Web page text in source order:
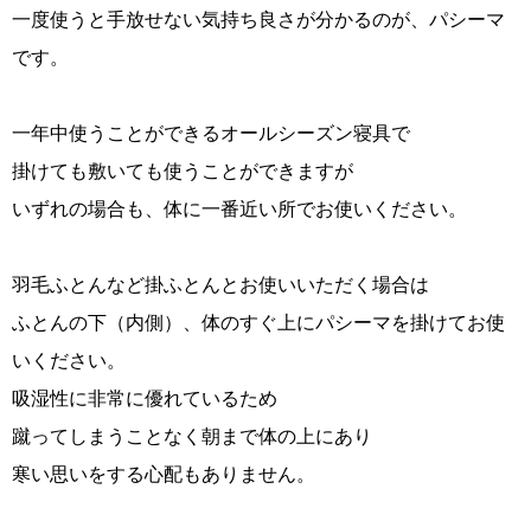
一度使うと手放せない気持ち良さが分かるのが、パシーマ
です。
一年中使うことができるオールシーズン寝具で
掛けても敷いても使うことができますが
いずれの場合も、体に一番近い所でお使いください。
羽毛ふとんなど掛ふとんとお使いいただく場合は
ふとんの下（内側）、体のすぐ上にパシーマを掛けてお使
いください。
吸湿性に非常に優れているため
蹴ってしまうことなく朝まで体の上にあり
寒い思いをする心配もありません。